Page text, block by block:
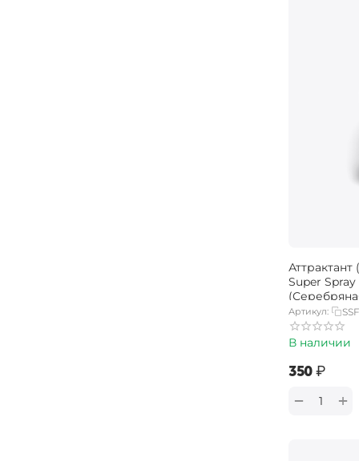
Аттрактант
Super
Артикул:
В наличии
‍350‍₽
+
−